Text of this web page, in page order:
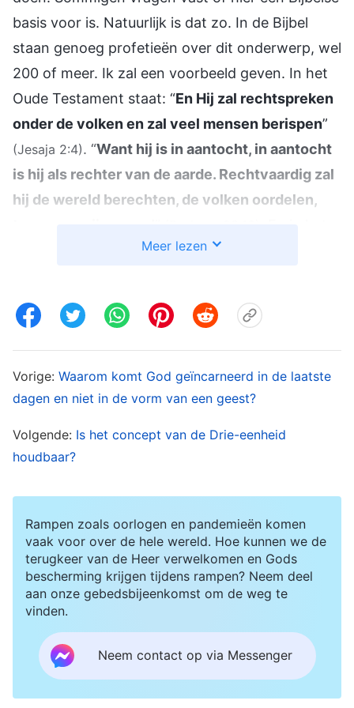
basis voor is. Natuurlijk is dat zo. In de Bijbel
staan genoeg profetieën over dit onderwerp, wel
200 of meer. Ik zal een voorbeeld geven. In het
Oude Testament staat: “En Hij zal rechtspreken
onder de volken en zal veel mensen berispen”
(Jesaja 2:4). “Want hij is in aantocht, in aantocht
is hij als rechter van de aarde. Rechtvaardig zal
hij de wereld berechten, de volken oordelen,
Nieuwe Testament staat: “Want de tijd is
God
(1 Petrus 4:17)
. De Heer Jezus profeteerde
ook persoonlijk dat Hij zou terugkeren en
oordeelswerk zou uitvoeren in de laatste dagen.
De Heer Jezus zei: “ Als iemand mijn woorden
hoort en ze niet gelooft, zal ik niet over hem
oordelen: want ik kwam niet naar de aarde om te
oordelen, maar om de wereld te redden. Hij die
wordt geoordeeld: het woord dat ik heb
gesproken zal hetzelfde zijn dat hem op de
laatste dag zal oordelen”(Johannes 12:47-48)
Vader zelf velt over niemand een oordeel, maar
hij heeft het oordeel geheel aan de Zoon
toevertrouwd”(Johannes 5:22). “En omdat hij de
Mensenzoon is, heeft hij hem ook gezag
gegeven om het oordeel te vellen”(Johannes
Meer lezen
Vorige: Waarom komt God geïncarneerd in de laatste
dagen en niet in de vorm van een geest?
Volgende: Is het concept van de Drie-eenheid
houdbaar?
Rampen zoals oorlogen en pandemieën komen
vaak voor over de hele wereld. Hoe kunnen we de
terugkeer van de Heer verwelkomen en Gods
bescherming krijgen tijdens rampen? Neem deel
aan onze gebedsbijeenkomst om de weg te
vinden.
Neem contact op via Messenger